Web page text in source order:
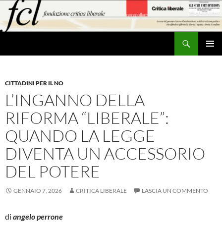
contenuto
CITTADINI PER IL NO
L’INGANNO DELLA
RIFORMA “LIBERALE”:
QUANDO LA LEGGE
DIVENTA UN ACCESSORIO
DEL POTERE
GENNAIO 7, 2026 CRITICA LIBERALE LASCIA UN COMMENTO
di angelo perrone